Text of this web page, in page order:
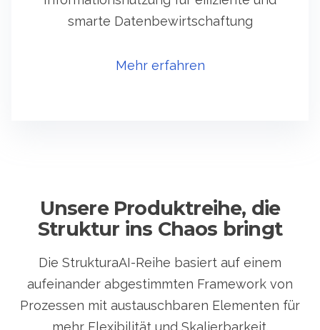
smarte Datenbewirtschaftung
Mehr erfahren
Unsere Produktreihe, die
Struktur ins Chaos bringt
Die StrukturaAI-Reihe basiert auf einem
aufeinander abgestimmten Framework von
Prozessen mit austauschbaren Elementen für
mehr Flexibilität und Skalierbarkeit.